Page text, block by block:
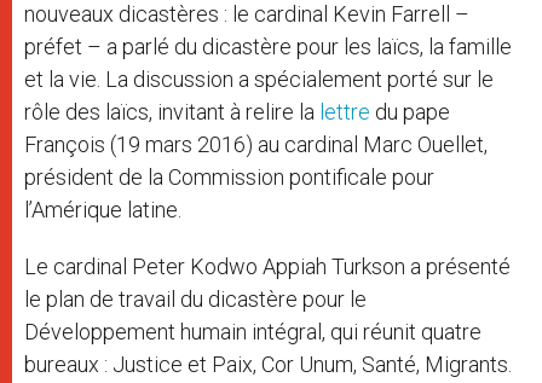
nouveaux dicastères : le cardinal Kevin Farrell –
préfet – a parlé du dicastère pour les laïcs, la famille
et la vie. La discussion a spécialement porté sur le
rôle des laïcs, invitant à relire la lettre du pape
François (19 mars 2016) au cardinal Marc Ouellet,
président de la Commission pontificale pour
l’Amérique latine.
Le cardinal Peter Kodwo Appiah Turkson a présenté
le plan de travail du dicastère pour le
Développement humain intégral, qui réunit quatre
bureaux : Justice et Paix, Cor Unum, Santé, Migrants.